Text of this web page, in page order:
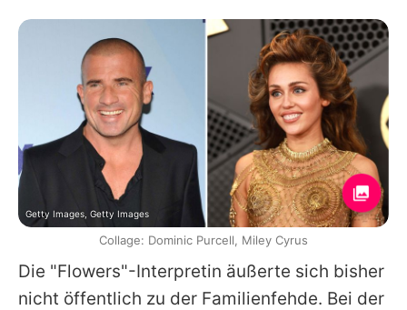
Die "Flowers"-Interpretin äußerte sich bisher
nicht öffentlich zu der Familienfehde. Bei der
Getty Images, Getty Images
Collage: Dominic Purcell, Miley Cyrus